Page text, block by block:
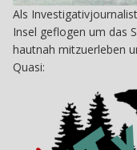
Als
Insel geflogen um das
hautnah mitzuerleben
Quasi: